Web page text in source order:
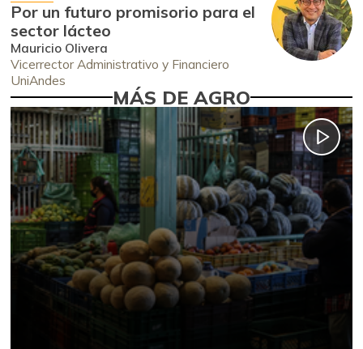
Por un futuro promisorio para el
sector lácteo
Mauricio Olivera
Vicerrector Administrativo y Financiero
UniAndes
MÁS DE AGRO